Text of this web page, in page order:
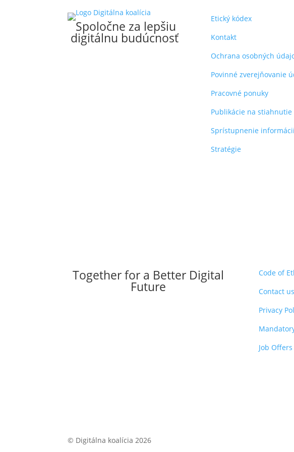
Spoločne za lepšiu
digitálnu budúcnosť
Etický kódex
Kontakt
Ochrana osobných
Povinné zverejňovanie
Pracovné ponuky
Publikácie na stiahnutie
Sprístupnenie
Stratégie
Together for a Better Digital
Future
Code of
Contact us
Privacy
Job Offers
© Digitálna koalícia 2026